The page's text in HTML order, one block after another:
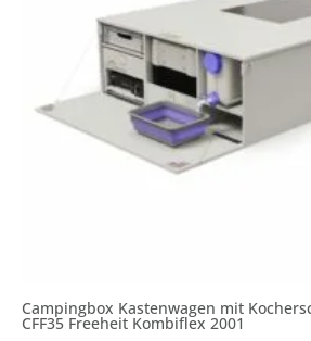
Campingbox Kastenwagen mit
CFF35 Freeheit Kombiflex 2001